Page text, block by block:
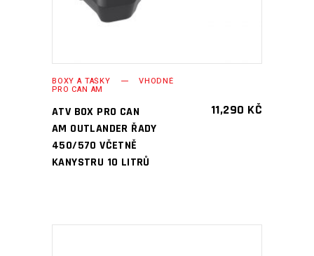
BOXY A TAŠKY VHODNÉ
PRO CAN AM
ATV BOX PRO CAN
AM OUTLANDER ŘADY
450/570 VČETNĚ
KANYSTRU 10 LITRŮ
11,290 KČ